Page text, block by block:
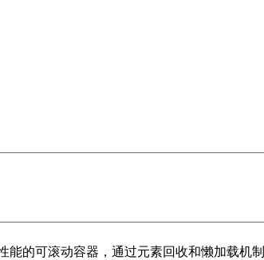
能的可滚动容器，通过元素回收和懒加载机